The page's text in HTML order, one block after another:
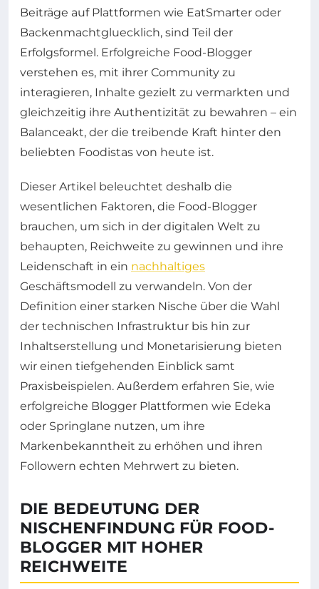
Beiträge auf Plattformen wie EatSmarter oder
Backenmachtgluecklich, sind Teil der
Erfolgsformel. Erfolgreiche Food-Blogger
verstehen es, mit ihrer Community zu
interagieren, Inhalte gezielt zu vermarkten und
gleichzeitig ihre Authentizität zu bewahren – ein
Balanceakt, der die treibende Kraft hinter den
beliebten Foodistas von heute ist.
Dieser Artikel beleuchtet deshalb die
wesentlichen Faktoren, die Food-Blogger
brauchen, um sich in der digitalen Welt zu
behaupten, Reichweite zu gewinnen und ihre
Leidenschaft in ein nachhaltiges
Geschäftsmodell zu verwandeln. Von der
Definition einer starken Nische über die Wahl
der technischen Infrastruktur bis hin zur
Inhaltserstellung und Monetarisierung bieten
wir einen tiefgehenden Einblick samt
Praxisbeispielen. Außerdem erfahren Sie, wie
erfolgreiche Blogger Plattformen wie Edeka
oder Springlane nutzen, um ihre
Markenbekanntheit zu erhöhen und ihren
Followern echten Mehrwert zu bieten.
DIE BEDEUTUNG DER
NISCHENFINDUNG FÜR FOOD-
BLOGGER MIT HOHER
REICHWEITE